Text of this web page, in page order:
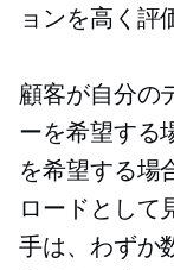
ョンを高く評
顧客が自分の
ーを希望する
を希望する場
ロードとして
手は、わずか